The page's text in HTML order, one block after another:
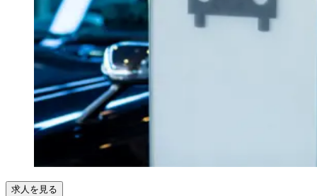
求人を見る